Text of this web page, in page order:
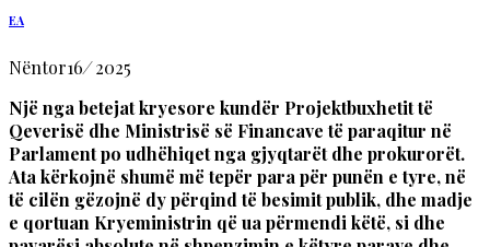
EA
Nëntor16/2025
Një nga betejat kryesore kundër Projektbuxhetit të
Qeverisë dhe Ministrisë së Financave të paraqitur në
Parlament po udhëhiqet nga gjyqtarët dhe prokurorët.
Ata kërkojnë shumë më tepër para për punën e tyre, në
të cilën gëzojnë dy përqind të besimit publik, dhe madje
e qortuan Kryeministrin që ua përmendi këtë, si dhe